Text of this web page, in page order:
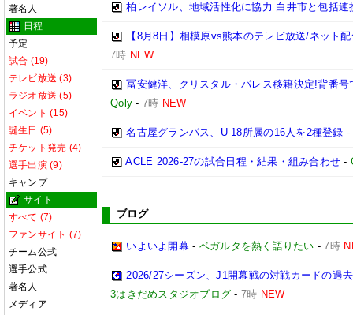
著名人
日程
予定
試合 (19)
テレビ放送 (3)
ラジオ放送 (5)
イベント (15)
誕生日 (5)
チケット発売 (4)
選手出演 (9)
キャンプ
サイト
すべて (7)
ファンサイト (7)
チーム公式
選手公式
著名人
メディア
柏レイソル、地域活性化に協力 白井市と包括連
【8月8日】相模原vs熊本のテレビ放送/ネット
7時 NEW
冨安健洋、クリスタル・パレス移籍決定!背番
Qoly - 7時 NEW
名古屋グランパス、U-18所属の16人を2種登録 -
ACLE 2026-27の試合日程・結果・組み合わせ -
ブログ
いよいよ開幕- ベガルタを熱く語りたい -7時
2026/27シーズン、J1開幕戦の対戦カードの過
3はきだめスタジオブログ -7時 NEW